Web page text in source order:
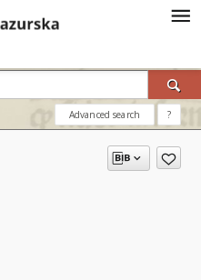
Advanced search ?